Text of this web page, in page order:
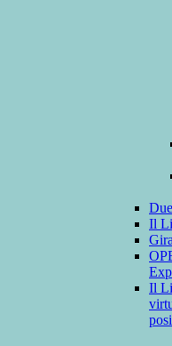
Il
Il